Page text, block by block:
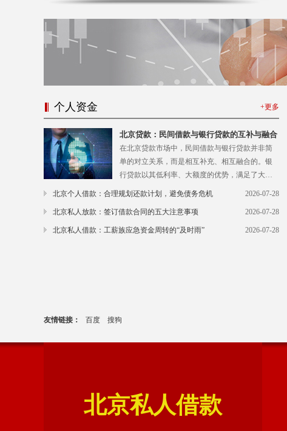
一
款
个人资金 +更多
北京贷款：民间借款与银行贷款的互补与融合
在北京贷款市场中，民间借款与银行贷款并非简
单的对立关系，而是相互补充、相互融合的。银
行贷款以其低利率、大额度的优势，满足了大多
数人的常规融资需求；而北京民间借款则以其灵
了多样化、个性化的融资需求。对于资质优良、
有充足抵押物的客户，银行贷款是首选。但对于
2026-07-28
北京个人借款：合理规划还款计划，避免债务危机
2026-07-28
北京私人放款：签订借款合同的五大注意事项
2026-07-28
北京私人借款：工薪族应急资金周转的“及时雨”
友情链接： 百度 搜狗
北京私人借款